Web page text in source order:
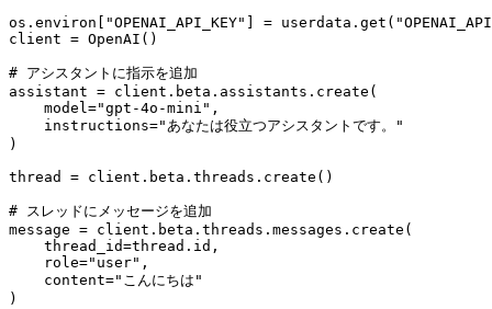
os.environ["OPENAI_API_KEY"] =
client = OpenAI()
# アシスタントに指示を追加
assistant = client.beta.assistants.create(
    model="gpt-4o-mini",
    instructions="あなたは役立つアシスタントです。"
)
thread = client.beta.threads.create()
# スレッドにメッセージを追加
message = client.beta.threads.messages.create(
    thread_id=thread.id,
    role="user",
    content="こんにちは"
)